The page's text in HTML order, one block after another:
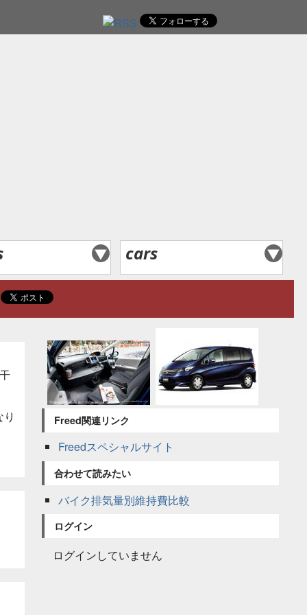
cars
Freed関連リンク
Freedスペシャルサイト
合わせて読みたい
バイク排気量別維持費比較
ログイン
ログインしていません